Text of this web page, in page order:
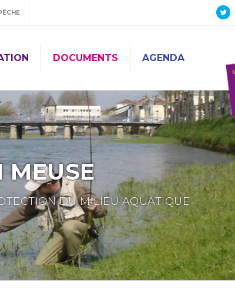
DOCUMENTS AGENDA
MEUSE
DU MILIEU AQUATIQUE